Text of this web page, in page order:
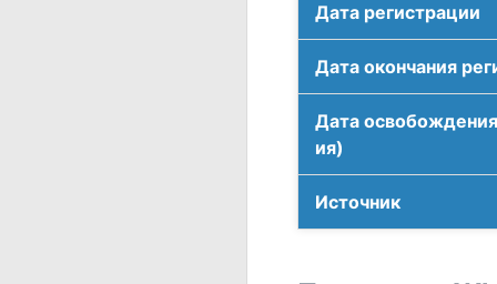
Дата регистрации
Дата окончания
Дата
ия)
Источник